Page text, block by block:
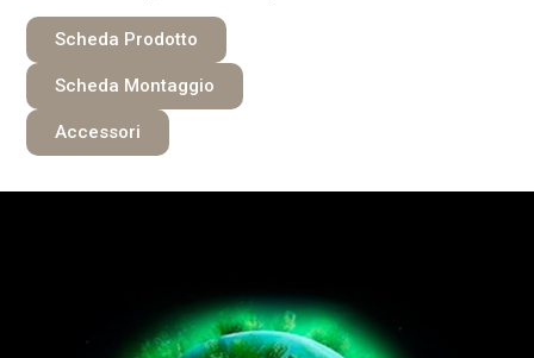
Scheda Prodotto
Scheda Montaggio
Accessori